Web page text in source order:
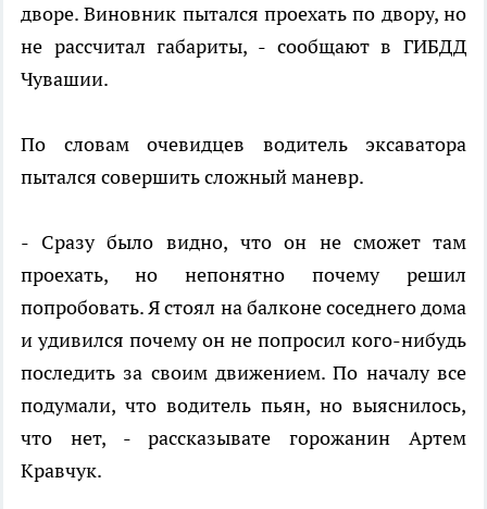
дворе. Виновник пытался проехать по двору, но
не рассчитал габариты, - сообщают в ГИБДД
Чувашии.
По словам очевидцев водитель эксаватора
пытался совершить сложный маневр.
- Сразу было видно, что он не сможет там
проехать, но непонятно почему решил
попробовать. Я стоял на балконе соседнего дома
и удивился почему он не попросил кого-нибудь
последить за своим движением. По началу все
подумали, что водитель пьян, но выяснилось,
что нет, - рассказывате горожанин Артем
Кравчук.